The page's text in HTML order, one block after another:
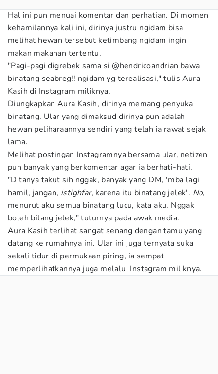
Hal ini pun menuai komentar dan perhatian. Di momen
kehamilannya kali ini, dirinya justru ngidam bisa
melihat hewan tersebut ketimbang ngidam ingin
makan makanan tertentu.
"Pagi-pagi digrebek sama si @hendricoandrian bawa
binatang seabreg!! ngidam yg terealisasi," tulis Aura
Kasih di Instagram miliknya.
Diungkapkan Aura Kasih, dirinya memang penyuka
binatang. Ular yang dimaksud dirinya pun adalah
hewan peliharaannya sendiri yang telah ia rawat sejak
lama.
Melihat postingan Instagramnya bersama ular, netizen
pun banyak yang berkomentar agar ia berhati-hati.
"Ditanya takut sih nggak, banyak yang DM, 'mba lagi
hamil, jangan, istighfar, karena itu binatang jelek'. No,
menurut aku semua binatang lucu, kata aku. Nggak
boleh bilang jelek," tuturnya pada awak media.
Aura Kasih terlihat sangat senang dengan tamu yang
datang ke rumahnya ini. Ular ini juga ternyata suka
sekali tidur di permukaan piring, ia sempat
memperlihatkannya juga melalui Instagram miliknya.